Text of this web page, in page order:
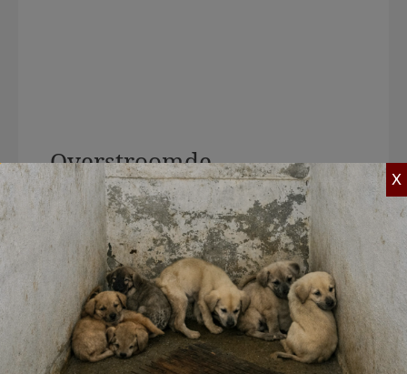
Overstroomde
dierenshelters in centrum
rampgebied
De dierenbeschermers arriveren op
donderdagochtend 6 februari in Valencia
waarna ze zullen doorreizen naar onder
meer dierenopvang 'La Granja de Izhan', in
X